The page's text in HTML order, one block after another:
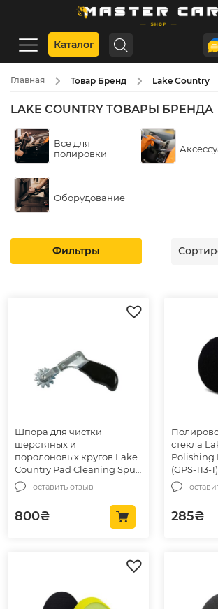
Каталог
Главная Товар Бренд Lake Country
LAKE COUNTRY ТОВАРЫ БРЕНДА
Все для
полировки
Оборудование
Фильтры
Шпора для чистки
шерстяных и
поролоновых кругов Lake
Country Pad Cleaning Spur
(89-101)оставить отзыв
800₴
стекла
Polishing
(GPS-113-1)
285₴